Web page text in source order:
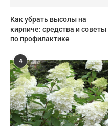
Как убрать высолы на
кирпиче: средства и советы
по профилактике
4